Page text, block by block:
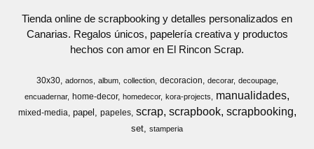
Tienda online de scrapbooking y detalles personalizados en
Canarias. Regalos únicos, papelería creativa y productos
hechos con amor en El Rincon Scrap.
30x30 adornos album collection decoracion decorar
decoupage
encuadernar
home-decor homedecor kora-projects manualidades
mixed-media papel papeles scrap scrapbook scrapbooking
set stamperia